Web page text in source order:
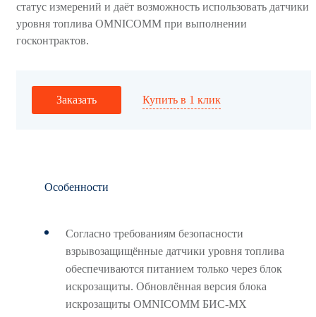
статус измерений и даёт возможность использовать датчики
уровня топлива OMNICOMM при выполнении
госконтрактов.
Заказать Купить в 1 клик
Особенности
Согласно требованиям безопасности
взрывозащищённые датчики уровня топлива
обеспечиваются питанием только через блок
искрозащиты. Обновлённая версия блока
искрозащиты OMNICOMM БИС-MX